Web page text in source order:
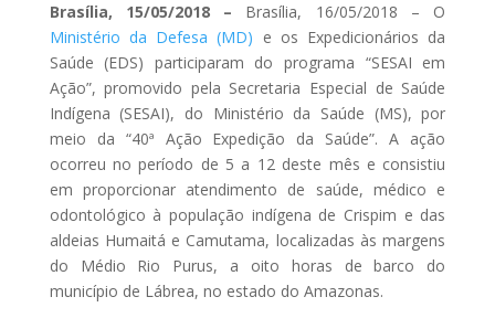
Brasília, 15/05/2018 – Brasília, 16/05/2018 – O
Ministério da Defesa (MD) e os Expedicionários da
Saúde (EDS) participaram do programa “SESAI em
Ação”, promovido pela Secretaria Especial de Saúde
Indígena (SESAI), do Ministério da Saúde (MS), por
meio da “40ª Ação Expedição da Saúde”. A ação
ocorreu no período de 5 a 12 deste mês e consistiu
em proporcionar atendimento de saúde, médico e
odontológico à população indígena de Crispim e das
aldeias Humaitá e Camutama, localizadas às margens
do Médio Rio Purus, a oito horas de barco do
município de Lábrea, no estado do Amazonas.